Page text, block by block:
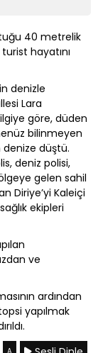
40 metrelik
hayatını
denizle
Lara
göre, düden
bilinmeyen
düştü.
deniz polisi,
gelen sahil
Diriye’yi Kaleiçi
ekipleri
ve
ardından
yapılmak